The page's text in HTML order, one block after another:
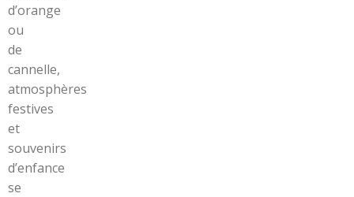
d’orange
ou
de
cannelle,
atmosphères
festives
et
souvenirs
d’enfance
se